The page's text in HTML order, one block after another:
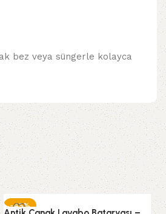
bez veya süngerle kolayca
-45%